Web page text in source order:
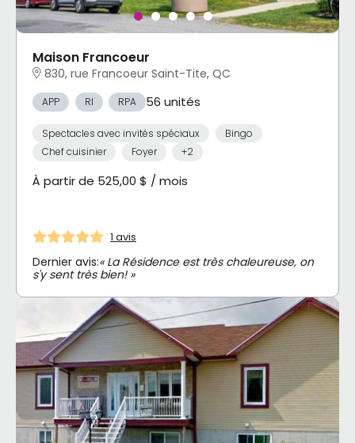
Maison Francoeur
830, rue Francoeur Saint-Tite, QC
APP RI RPA 56 unités
Spectacles avec invités spéciaux
Bingo
Chef cuisinier
Foyer +2
À partir de 525,00 $ / mois
1 avis
Dernier avis:« La Résidence est très chaleureuse, on
s'y sent très bien! »